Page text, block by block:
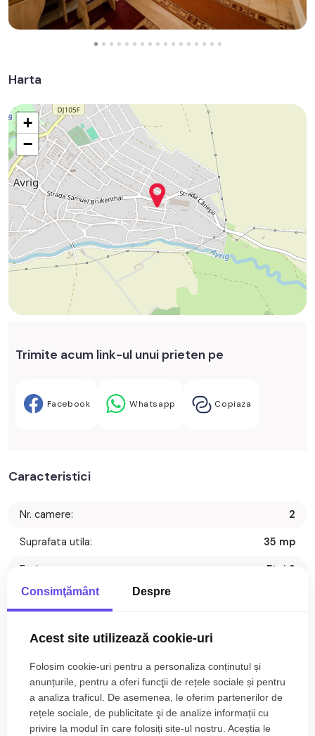
Harta
+
−
Trimite acum link-ul unui prieten pe
Facebook Whatsapp Copiaza
Caracteristici
Nr. camere: 2
Suprafata utila: 35 mp
Etaj: Etaj 2
Compartimentare:
Nr. bai:
S. construita:
Consimţământ Despre
Acest site utilizează cookie-uri
Folosim cookie-uri pentru a personaliza conținutul și
anunțurile, pentru a oferi funcţii de rețele sociale și pentru
a analiza traficul. De asemenea, le oferim partenerilor de
rețele sociale, de publicitate şi de analize informații cu
privire la modul în care folosiți site-ul nostru. Aceștia le